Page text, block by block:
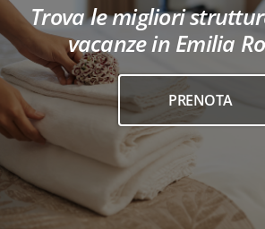
Trova le migliori
vacanze in Emilia
PRENOTA